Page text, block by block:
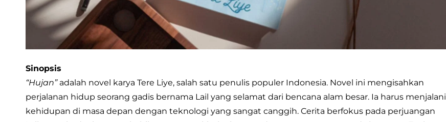
Sinopsis
“Hujan”adalah novel karya Tere Liye, salah satu penulis populer Indonesia. Novel ini mengisahkan
perjalanan hidup seorang gadis bernama Lail yang selamat dari bencana alam besar. Ia harus menjalani
kehidupan di masa depan dengan teknologi yang sangat canggih. Cerita berfokus pada perjuangan